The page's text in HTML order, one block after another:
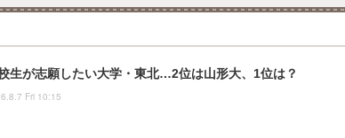
生が志願したい大学・東北…2位は山形大、1位は？
Fri 10:15